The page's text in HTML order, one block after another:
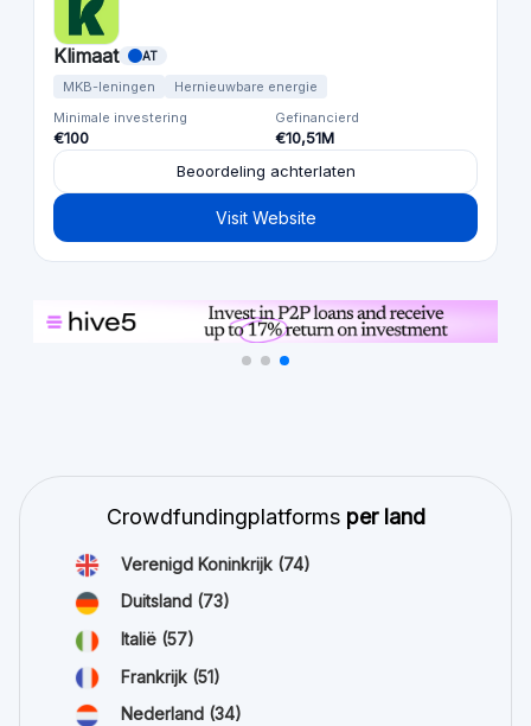
Klimaat AT
MKB-leningen
Hernieuwbare energie
Minimale investering
€100
Gefinancierd
€10,51M
Beoordeling achterlaten
Visit Website
Crowdfundingplatforms per land
Verenigd Koninkrijk (74)
Duitsland (73)
Italië (57)
Frankrijk (51)
Nederland (34)